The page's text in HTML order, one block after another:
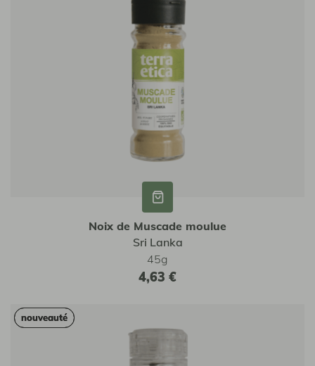
Noix de Muscade moulue
Sri Lanka
45g
4,63 €
nouveauté
nouveauté